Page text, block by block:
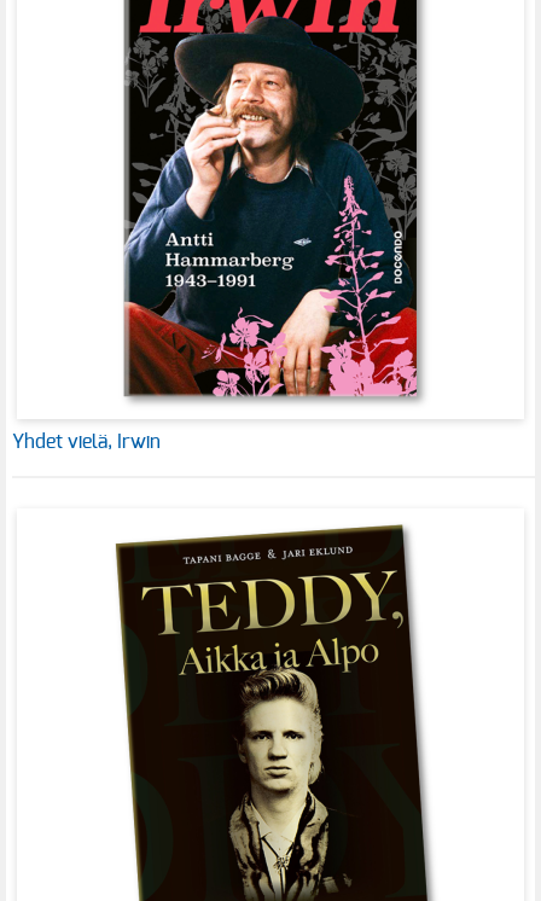
Yhdet vielä, Irwin